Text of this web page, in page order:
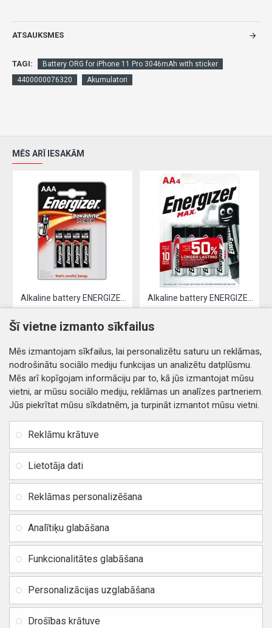
ATSAUKSMES
TAGI:
Battery ORG for iPhone 11 Pro 3046mAh with sticker
4400000076320
Akumulatori
MĒS ARĪ IESAKĀM
Kontakti
Distances līgums
Privātuma politika
Preču un naudas atgriešana
Piegādes un apmaksa
Vietnes karte
Rekvizīti
Jur. adrese: Zasulauka iela
Reģ. Nr. 40103717618,
BIC / SWIFT: HABALV22
TEl.: +371 20219155
E-pasts:info@mobipart.eu
Autortiesības © 2021, MOBIPART.EU, Visas tiesības aizsargātas
Šī vietne izmanto sīkfailus
Mēs izmantojam sīkfailus, lai personalizētu saturu un reklāmas,
nodrošinātu sociālo mediju funkcijas un analizētu datplūsmu.
Mēs arī kopīgojam informāciju par to, kā jūs izmantojat mūsu
vietni, ar mūsu sociālo mediju, reklāmas un analīzes partneriem.
Jūs piekrītat mūsu sīkdatnēm, ja turpināt izmantot mūsu vietni.
Reklāmu krātuve
Lietotāja dati
Reklāmas personalizēšana
Analītiķu glabāšana
Funkcionalitātes glabāšana
Personalizācijas uzglabāšana
Drošības krātuve